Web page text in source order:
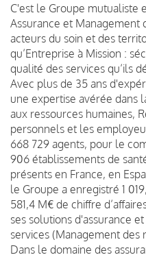
C'est le Groupe mutualiste
Assurance et Management
acteurs du soin et des
qu’Entreprise à Mission :
qualité des services qu’ils
Avec plus de 35 ans
une expertise avérée dans
aux ressources humaines,
personnels et les
668 729 agents, pour le
906 établissements de
présents en France, en
le Groupe a enregistré 1
581,4 M€ de chiffre
ses solutions d'assurance
services (Management des
Dans le domaine des